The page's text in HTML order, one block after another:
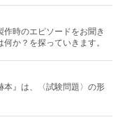
時のエピソードをお聞き
か？を探っていきます。
本』は、〈試験問題〉の形